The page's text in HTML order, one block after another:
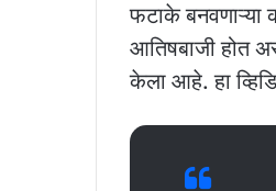
फटाके बनवणाऱ्या
आतिषबाजी होत
केला आहे. हा